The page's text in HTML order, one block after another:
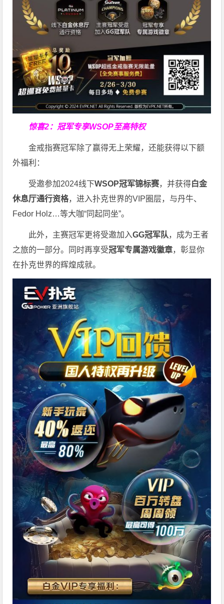
惊喜2：冠军专享WSOP至高特权
金戒指赛冠军除了赢得无上荣耀，还能获得以下额
外福利：
受邀参加2024线下WSOP冠军锦标赛，并获得白金
休息厅通行资格，进入扑克世界的VIP圈层，与丹牛、
Fedor Holz…等大咖“同起同坐”。
此外，主赛冠军更将受邀加入GG冠军队，成为王者
之旅的一部分。同时再享受冠军专属游戏徽章，彰显你
在扑克世界的辉煌成就。